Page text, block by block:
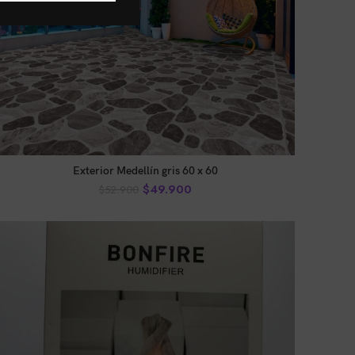
AÑADIR AL CARRITO
Exterior Medellín gris 60 x 60
$49.900